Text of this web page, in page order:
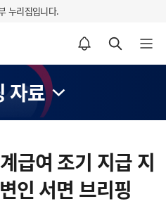
누리집입니다.
알림설정 바로가기 검색 바로가기 메뉴 열기
자료
급여 조기 지급 지
인 서면 브리핑